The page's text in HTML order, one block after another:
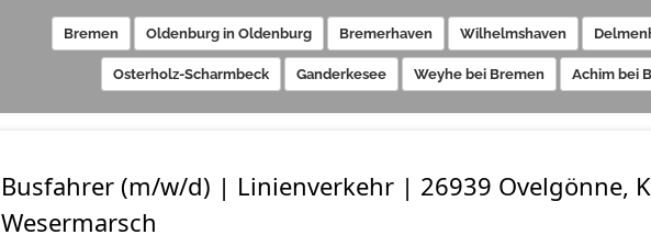
Bremen Oldenburg in Oldenburg Bremerhaven Wilhelmshaven
Osterholz-Scharmbeck Ganderkesee Weyhe bei Bremen Achim bei
Busfahrer (m/w/d) | Linienverkehr | 26939 Ovelgönne,
Wesermarsch